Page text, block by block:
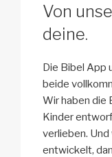
Von
deine.
Die Bibel App
beide
Wir haben die
Kinder
verlieben.
entwickelt,